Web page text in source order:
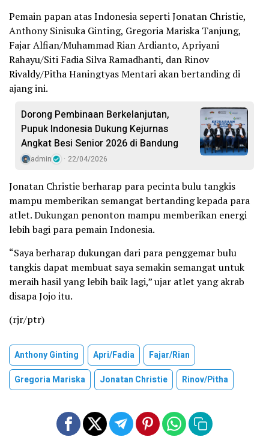
Pemain papan atas Indonesia seperti Jonatan Christie,
Anthony Sinisuka Ginting, Gregoria Mariska Tanjung,
Fajar Alfian/Muhammad Rian Ardianto, Apriyani
Rahayu/Siti Fadia Silva Ramadhanti, dan Rinov
Rivaldy/Pitha Haningtyas Mentari akan bertanding di
ajang ini.
Dorong Pembinaan Berkelanjutan,
Pupuk Indonesia Dukung Kejurnas
Angkat Besi Senior 2026 di Bandung
admin 22/04/2026
Jonatan Christie berharap para pecinta bulu tangkis
mampu memberikan semangat bertanding kepada para
atlet. Dukungan penonton mampu memberikan energi
lebih bagi para pemain Indonesia.
“Saya berharap dukungan dari para penggemar bulu
tangkis dapat membuat saya semakin semangat untuk
meraih hasil yang lebih baik lagi,” ujar atlet yang akrab
disapa Jojo itu.
(rjr/ptr)
Anthony Ginting Apri/fadia
Fajar/rian
Gregoria Mariska
Jonatan Christie Rinov/pitha